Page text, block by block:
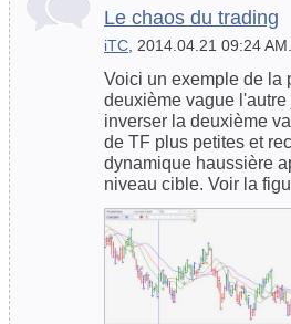
Le chaos du trading
iTC , 2014.04.21 09:24 AM.
Voici un exemple de la
deuxième vague l'autre
inverser la deuxième
de TF plus petites et
dynamique haussière
niveau cible. Voir la